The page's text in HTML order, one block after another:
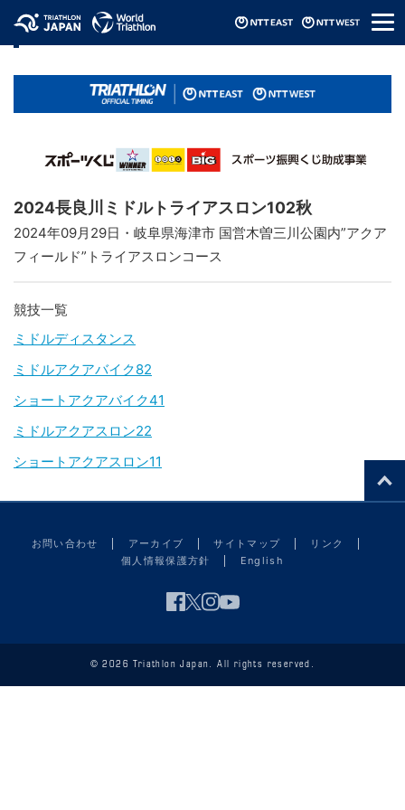
メ
ニ
ー
リザルト / Results
2024長良川ミドルトライアスロン102秋
2024年09月29日・岐阜県海津市 国営木曽三川公園内”アクア
フィールド”トライアスロンコース
競技一覧
ミドルディスタンス
ミドルアクアバイク82
ショートアクアバイク41
ミドルアクアスロン22
ショートアクアスロン11
お問い合わせ アーカイブ サイトマップ
リンク
個人情報保護方針
English
© 2026 Triathlon Japan. All rights reserved.